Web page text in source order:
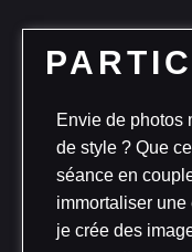
Envie de photos
de style ? Que
séance en
immortaliser une
je crée des